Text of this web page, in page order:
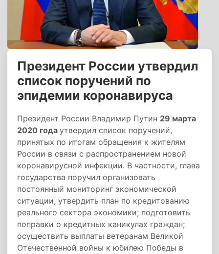
Президент России утвердил
список поручений по
эпидемии коронавируса
Президент России Владимир Путин 29 марта
2020 года утвердил список поручений,
принятых по итогам обращения к жителям
России в связи с распространением новой
коронавирусной инфекции. В частности, глава
государства поручил организовать
постоянный мониторинг экономической
ситуации, утвердить план по кредитованию
реального сектора экономики; подготовить
поправки о кредитных каникулах граждан;
осуществить выплаты ветеранам Великой
Отечественной войны к юбилею Победы в